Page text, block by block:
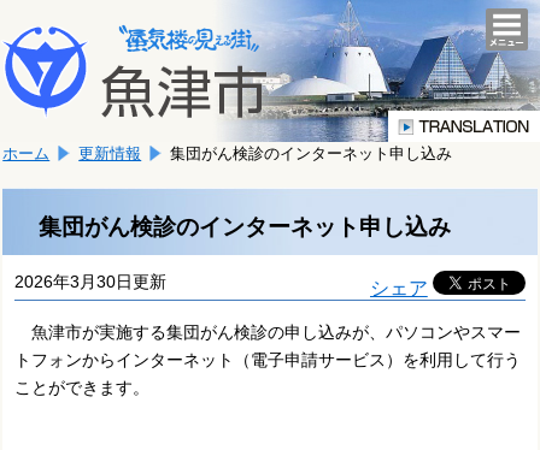
文
へ
移
ま
す。
こ
か
文
ホーム 更新情報 集団がん検診のインターネット申し込み
集団がん検診のインターネット申し込み
シェア
2026年3月30日更新
魚津市が実施する集団がん検診の申し込みが、パソコンやスマー
トフォンからインターネット（電子申請サービス）を利用して行う
ことができます。